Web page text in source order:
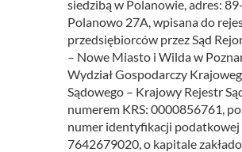
siedzibą w Polanowie, adres:
Polanowo 27A, wpisana do
przedsiębiorców przez Sąd
– Nowe Miasto i Wilda w
Wydział Gospodarczy
Sądowego – Krajowy Rejestr
numerem KRS: 0000856761,
numer identyfikacji podatkowej
7642679020, o kapitale